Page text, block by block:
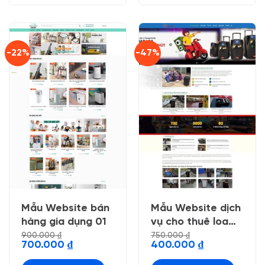
-22%
Mẫu Website bán
hàng gia dụng 01
900.000₫
Giá
là:
700.000 ₫Giá
hiện
tại
-47%
Mẫu Website dịch
vụ cho thuê loa
kẹo kéo
750.000₫
Giá
là:
400.000 ₫Giá
hiện
tại